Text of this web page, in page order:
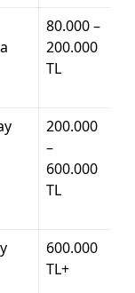
80.000 –
200.000
TL
200.000
–
600.000
TL
600.000
TL+